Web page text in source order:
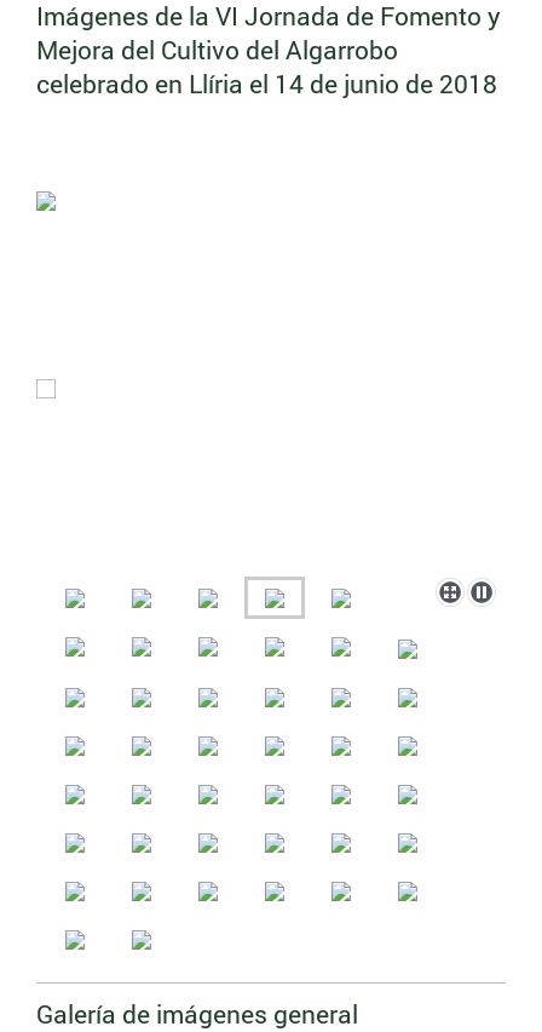
Imágenes de la VI Jornada de Fomento y
Mejora del Cultivo del Algarrobo
celebrado en Llíria el 14 de junio de 2018
Galería de imágenes general